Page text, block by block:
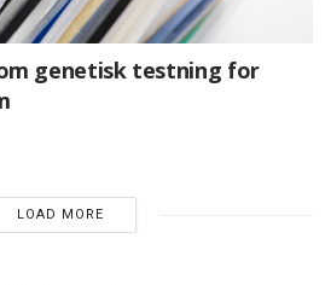
genetisk testning for
LOAD MORE